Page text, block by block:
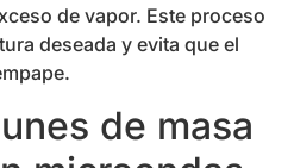
de vapor. Este proceso
deseada y evita que el
de masa